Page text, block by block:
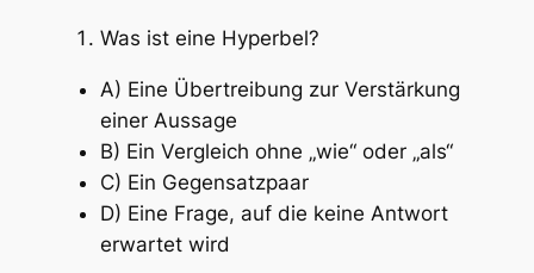
Was ist eine Hyperbel?
A) Eine Übertreibung zur Verstärkung
einer Aussage
B) Ein Vergleich ohne „wie“ oder „als“
C) Ein Gegensatzpaar
D) Eine Frage, auf die keine Antwort
erwartet wird